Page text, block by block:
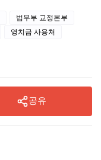
법무부 교정본부
영치금 사용처
공유